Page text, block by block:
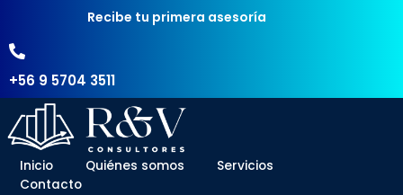
Recibe tu primera asesoría
+56 9 5704 3511
Inicio Quiénes somos
Servicios
Contacto